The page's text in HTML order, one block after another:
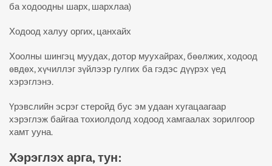
ба ходоодны шарх, шархлаа)
Ходоод халуу оргих, цанхайх
Хоолны шингэц муудах, дотор муухайрах, бөөлжих, ходоод
өвдөх, хүчиллэг зүйлээр гулгих ба гэдэс дүүрэх үед
хэрэглэнэ.
Үрэвслийн эсрэг стеройд бус эм удаан хугацаагаар
хэрэглэж байгаа тохиолдолд ходоод хамгаалах зорилгоор
хамт ууна.
Хэрэглэх арга, тун: